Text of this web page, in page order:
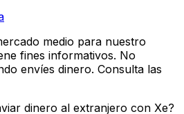
medio para nuestro
fines informativos. No
envíes dinero. Consulta las
dinero al extranjero con Xe?